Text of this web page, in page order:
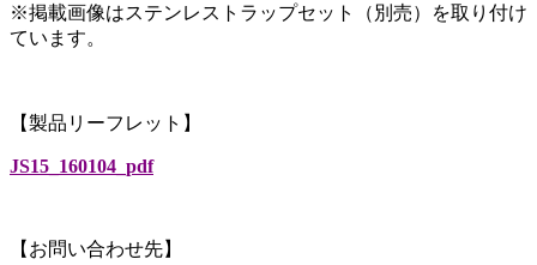
※掲載画像はステンレストラップセット（別売）を取り付け
ています。
【製品リーフレット】
JS15_160104_pdf
【お問い合わせ先】